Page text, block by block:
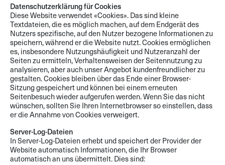
Datenschutzerklärung für Cookies
Diese Website verwendet «Cookies». Das sind kleine
Textdateien, die es möglich machen, auf dem Endgerät des
Nutzers spezifische, auf den Nutzer bezogene Informationen zu
speichern, während er die Website nutzt. Cookies ermöglichen
es, insbesondere Nutzungshäufigkeit und Nutzeranzahl der
Seiten zu ermitteln, Verhaltensweisen der Seitennutzung zu
analysieren, aber auch unser Angebot kundenfreundlicher zu
gestalten. Cookies bleiben über das Ende einer Browser-
Sitzung gespeichert und können bei einem erneuten
Seitenbesuch wieder aufgerufen werden. Wenn Sie das nicht
wünschen, sollten Sie Ihren Internetbrowser so einstellen, dass
er die Annahme von Cookies verweigert.
Server-Log-Dateien
In Server-Log-Dateien erhebt und speichert der Provider der
Website automatisch Informationen, die Ihr Browser
automatisch an uns übermittelt. Dies sind: